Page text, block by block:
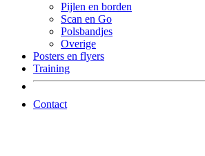
Pijlen en borden
Scan en Go
Polsbandjes
Overige
Posters en flyers
Training
Contact